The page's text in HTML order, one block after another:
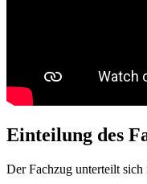
Einteilung des
Der Fachzug unterteilt sich